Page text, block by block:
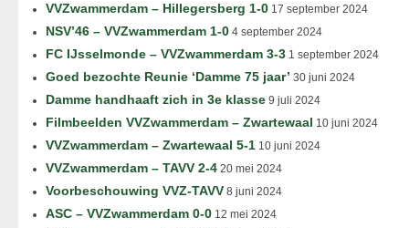
VVZwammerdam – Hillegersberg 1-0 17 september 2024
NSV’46 – VVZwammerdam 1-0 4 september 2024
FC IJsselmonde – VVZwammerdam 3-3 1 september 2024
Goed bezochte Reunie ‘Damme 75 jaar’ 30 juni 2024
Damme handhaaft zich in 3e klasse 9 juli 2024
Filmbeelden VVZwammerdam – Zwartewaal 10 juni 2024
VVZwammerdam – Zwartewaal 5-1 10 juni 2024
VVZwammerdam – TAVV 2-4 20 mei 2024
Voorbeschouwing VVZ-TAVV 8 juni 2024
ASC – VVZwammerdam 0-0 12 mei 2024